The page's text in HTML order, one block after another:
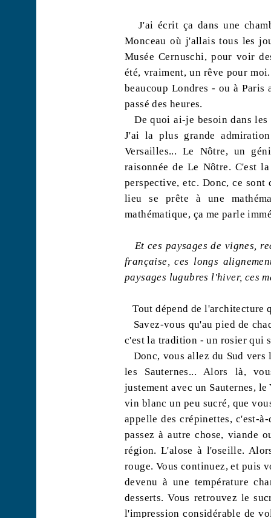
J'ai écrit ça dans une
Monceau où j'allais tous les
Musée Cernuschi, pour voir
été, vraiment, un rêve pour
beaucoup Londres - ou à
passé des heures.
De quoi ai-je besoin dans les
J'ai la plus grande
Versailles... Le Nôtre, un
raisonnée de Le Nôtre. C'est
perspective, etc. Donc, ce sont
lieu se prête à une
mathématique, ça me parle
Et ces paysages de vignes,
française, ces longs
paysages lugubres l'hiver, ces
Tout dépend de l'architecture
Savez-vous qu'au pied de
c'est la tradition - un rosier qui
Donc, vous allez du Sud vers
les Sauternes... Alors là,
justement avec un Sauternes, le
vin blanc un peu sucré, que
appelle des crépinettes, c'est-
passez à autre chose, viande
région. L'alose à l'oseille.
rouge. Vous continuez, et puis
devenu à une température
desserts. Vous retrouvez le
l'impression considérable de